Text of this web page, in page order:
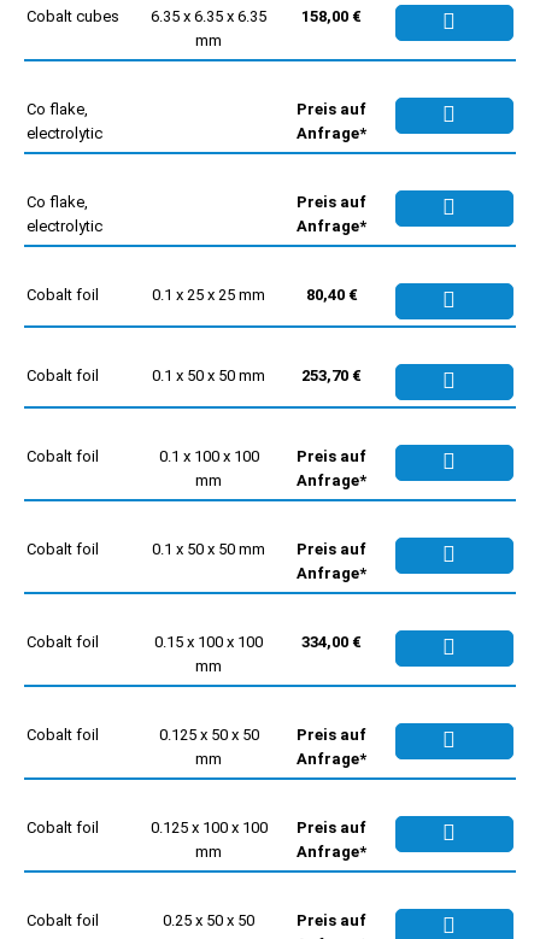
Cobalt cubes
6.35 x 6.35 x 6.35
mm
158,00 €
Co flake,
electrolytic
Preis auf
Anfrage*
Co flake,
electrolytic
Preis auf
Anfrage*
Cobalt foil 0.1 x 25 x 25 mm 80,40 €
Cobalt foil 0.1 x 50 x 50 mm 253,70 €
Cobalt foil
0.1 x 100 x 100
mm
Preis auf
Anfrage*
Cobalt foil 0.1 x 50 x 50 mm
Preis auf
Anfrage*
Cobalt foil
0.15 x 100 x 100
mm
334,00 €
Cobalt foil
0.125 x 50 x 50
mm
Preis auf
Anfrage*
Cobalt foil
0.125 x 100 x 100
mm
Preis auf
Anfrage*
Cobalt foil
0.25 x 50 x 50
Preis auf